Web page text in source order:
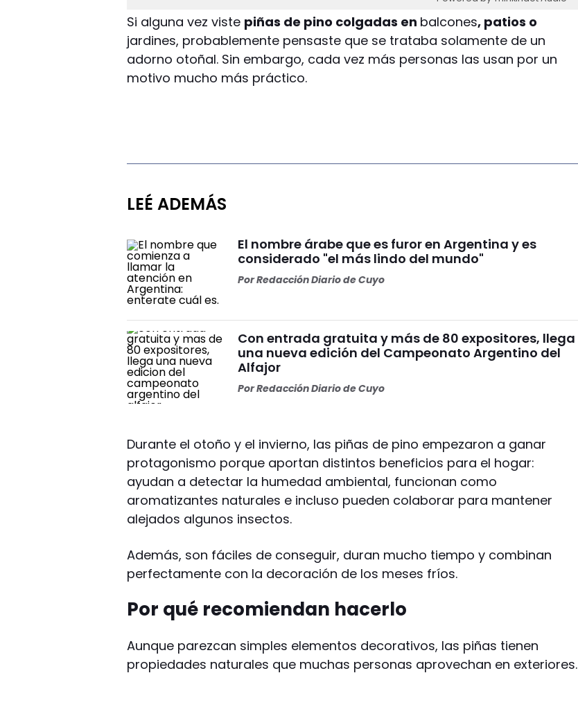
Si alguna vez viste piñas de pino colgadas en balcones, patios o
jardines, probablemente pensaste que se trataba solamente de un
adorno otoñal. Sin embargo, cada vez más personas las usan por un
motivo mucho más práctico.
LEÉ ADEMÁS
El nombre árabe que es furor en Argentina y es
considerado "el más lindo del mundo"
PorRedacción Diario de Cuyo
Con entrada gratuita y más de 80 expositores, llega
una nueva edición del Campeonato Argentino del
Alfajor
PorRedacción Diario de Cuyo
Durante el otoño y el invierno, las piñas de pino empezaron a ganar
protagonismo porque aportan distintos beneficios para el hogar:
ayudan a detectar la humedad ambiental, funcionan como
aromatizantes naturales e incluso pueden colaborar para mantener
alejados algunos insectos.
Además, son fáciles de conseguir, duran mucho tiempo y combinan
perfectamente con la decoración de los meses fríos.
Por qué recomiendan hacerlo
Aunque parezcan simples elementos decorativos, las piñas tienen
propiedades naturales que muchas personas aprovechan en exteriores.